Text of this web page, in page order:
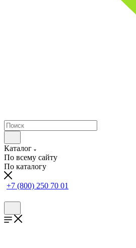
Каталог
По всему сайту
По каталогу
+7 (800) 250 70 01